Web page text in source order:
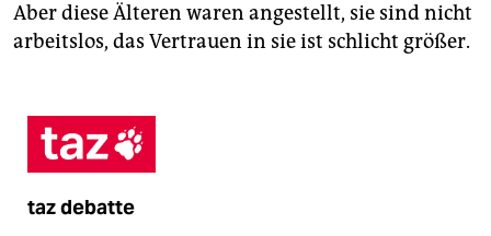
Aber diese Älteren waren angestellt, sie sind nicht
arbeitslos, das Vertrauen in sie ist schlicht größer.
taz debatte